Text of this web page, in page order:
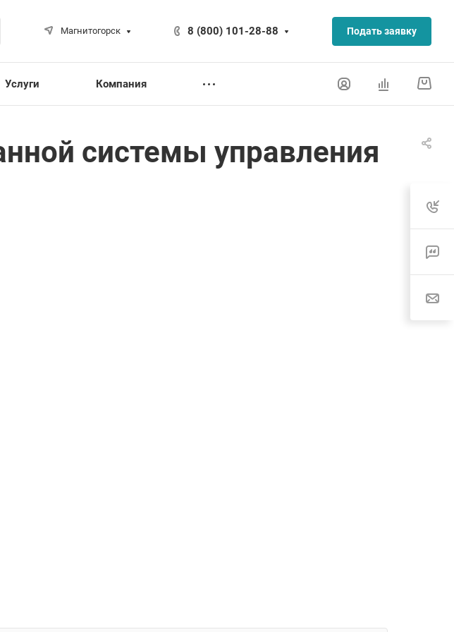
Магнитогорск 8 (800) 101-28-88 Подать заявку
Услуги Компания
системы управления